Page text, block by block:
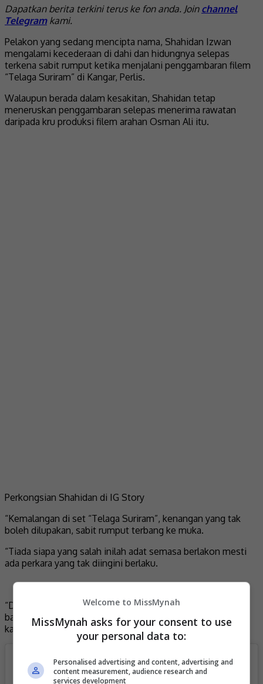
Dapatkan berita terkini terus ke fon anda. Join channel
Telegramkami.
Pelakon yang sedang mencipta nama, Shahidan Izwan
mengalami kecederaan di dahi dan hidungnya selepas
terkena sabit rumput ketika menjalani penggambaran filem
“Telaga Suriram” di Kangar, Perlis.
Walaupun berada dalam kesakitan, Shahidan tetap
meneruskan penggambaran selepas menerima rawatan
daripada kru produksi filem arahan Osman Ali itu.
Perkongsian Shahidan di IG Story
“Kemalangan di set “Telaga Suriram”, kenangan yang tak
boleh dilupakan, sabit rumput terbang ke muka.
“Tiada siapa yang salah inilah adat semasa berlakon mesti
ada perkara yang tak diingini berlaku.
“Doakan saya cepat sembuh dan tak sabar nak masuk set
balik nak buat yang terbaik untuk filem “Telaga Suriram”,”
katanya.
Welcome to MissMynah
MissMynah asks for your consent to use
your personal data to:
Personalised advertising and content, advertising and
content measurement, audience research and
services development